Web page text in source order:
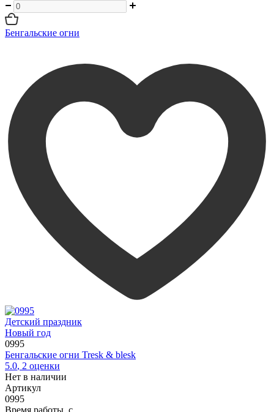
Бенгальские огни
Детский праздник
Новый год
0995
Бенгальские огни Tresk & blesk
5.0, 2 оценки
Нет в наличии
Артикул
0995
Время работы, с